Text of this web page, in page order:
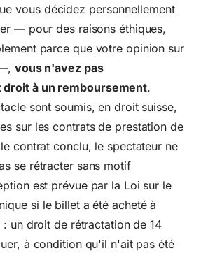
vous décidez personnellement
— pour des raisons éthiques,
parce que votre opinion sur
vous n'avez pas
à un remboursement.
sont soumis, en droit suisse,
sur les contrats de prestation de
contrat conclu, le spectateur ne
se rétracter sans motif
est prévue par la Loi sur le
si le billet a été acheté à
un droit de rétractation de 14
à condition qu'il n'ait pas été